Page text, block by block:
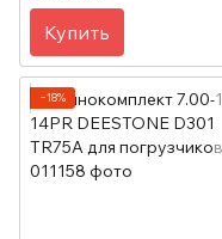
Купить
−18%